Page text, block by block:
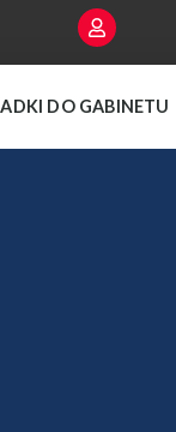
DO GABINETU